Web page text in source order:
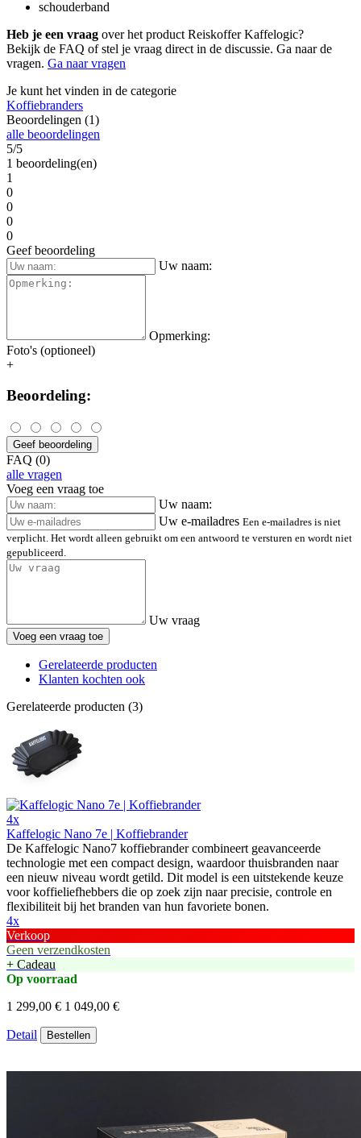
schouderband
Heb je een vraag over het product Reiskoffer Kaffelogic?
Bekijk de FAQ of stel je vraag direct in de discussie. Ga naar de
vragen. Ga naar vragen
Je kunt het vinden in de categorie
Koffiebranders
Beoordelingen (1)
alle beoordelingen
5/5
1 beoordeling(en)
1
0
0
0
0
Geef beoordeling
Uw naam:
Opmerking:
Foto's (optioneel)
+
Beoordeling:
Geef beoordeling
FAQ (0)
alle vragen
Voeg een vraag toe
Uw naam:
Uw e-mailadres Een e-mailadres is niet
verplicht. Het wordt alleen gebruikt om een antwoord te versturen en wordt niet
gepubliceerd.
Uw vraag
Voeg een vraag toe
Gerelateerde producten
Klanten kochten ook
Gerelateerde producten (3)
4x
Kaffelogic Nano 7e | Koffiebrander
De Kaffelogic Nano7 koffiebrander combineert geavanceerde
technologie met een compact design, waardoor thuisbranden naar
een nieuw niveau wordt getild. Dit model is een uitstekende keuze
voor koffieliefhebbers die op zoek zijn naar precisie, controle en
flexibiliteit bij het branden van hun favoriete bonen.
4x
Verkoop
Geen verzendkosten
+ Cadeau
Op voorraad
1 299,00 € 1 049,00 €
Detail Bestellen